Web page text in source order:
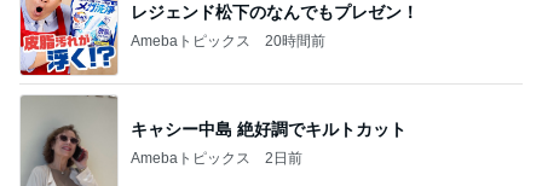
レジェンド松下のなんでもプレゼン！
Amebaトピックス 20時間前
キャシー中島 絶好調でキルトカット
Amebaトピックス 2日前